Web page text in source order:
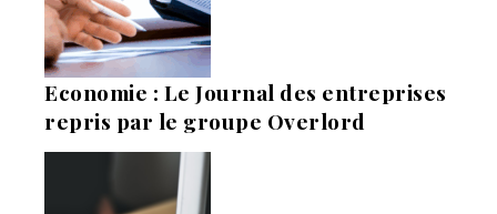
Economie : Le Journal des entreprises
repris par le groupe Overlord